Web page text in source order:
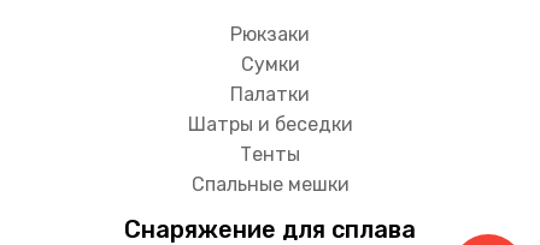
Рюкзаки
Сумки
Палатки
Шатры и беседки
Тенты
Спальные мешки
Снаряжение для сплава